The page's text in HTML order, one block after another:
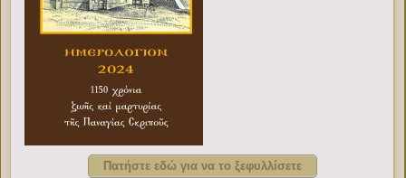
Πατήστε εδώ για να το ξεφυλλίσετε